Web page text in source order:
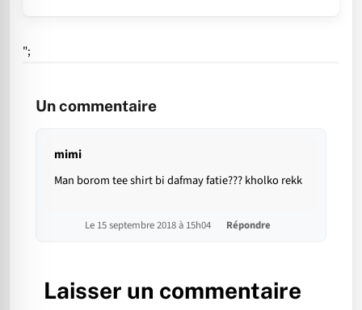
";
Un commentaire
mimi
Man borom tee shirt bi dafmay fatie??? kholko rekk
Le 15 septembre 2018 à 15h04 Répondre
Laisser un commentaire